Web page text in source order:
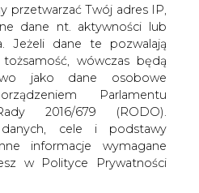
przetwarzać Twój adres IP,
dane nt. aktywności lub
Jeżeli dane te pozwalają
wówczas będą
jako dane osobowe
Parlamentu
2016/679 (RODO).
cele i podstawy
informacje wymagane
w Polityce Prywatności